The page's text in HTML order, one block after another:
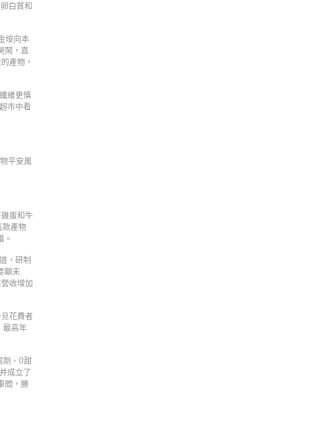
白質和
垵向本
鬧，直
產物，
維更慎
市中看
平安風
蛋和牛
款產物
。
，研制
顛末
收增加
花費者
最高年
劑、0甜
成立了
間，勝